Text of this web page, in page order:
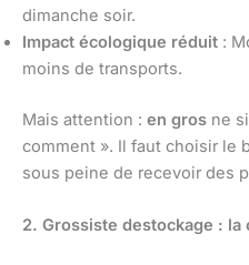
dimanche soir.
Impact écologique réduit :
moins de transports.
Mais attention : en gros ne
comment ». Il faut choisir le
sous peine de recevoir des
2. Grossiste destockage :